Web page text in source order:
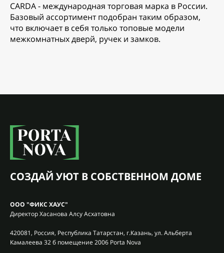
CARDA - международная торговая марка в России.
Базовый ассортимент подобран таким образом,
что включает в себя только топовые модели
межкомнатных дверй, ручек и замков.
СОЗДАЙ УЮТ В СОБСТВЕННОМ ДОМЕ
ООО "ФИКС ХАУС"
Директор Хасанова Алсу Асхатовна
420081, Россия, Республика Татарстан, г.Казань, ул. Альберта
Камалеева 32 б помещение 2006 Porta Nova